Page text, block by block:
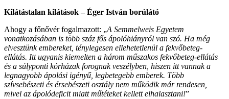
Kilátástalan kilátások – Éger István borúlátó
Ahogy a főnővér fogalmazott: „A Semmelweis Egyetem
vonatkozásában is több száz fős ápolóhiányról van szó. Ha még
elvesztünk embereket, ténylegesen ellehetetlenül a fekvőbeteg-
ellátás. Itt ugyanis kiemelten a három műszakos fekvőbeteg-ellátás
és a súlyponti kórházak forognak veszélyben, hiszen itt vannak a
legnagyobb ápolási igényű, legbetegebb emberek. Több
szívsebészeti és érsebészeti osztály nem működik már rendesen,
mivel az ápolódeficit miatt műtéteket kellett elhalasztani!”